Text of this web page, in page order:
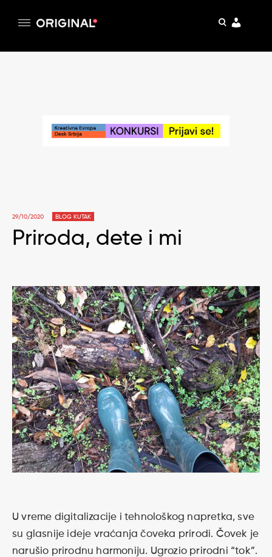
pretraga
29/10/2020 BLOG KUTAK
Priroda, dete i mi
U vreme digitalizacije i tehnološkog napretka, sve
su glasnije ideje vraćanja čoveka prirodi. Čovek je
narušio prirodnu harmoniju. Ugrozio prirodni “tok”.